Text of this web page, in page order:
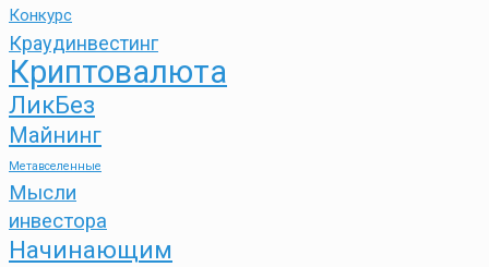
Конкурс
Краудинвестинг
Криптовалюта
ЛикБез
Майнинг
Метавселенные
Мысли
инвестора
Начинающим